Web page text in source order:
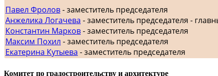
Павел Фролов- заместитель председателя
Анжелика Логачева - заместитель председателя -
Константин Марков- заместитель председателя
Максим Похил - заместитель председателя
Екатерина Кутыева - заместитель председателя
Комитет по градостроительству и архитектуре